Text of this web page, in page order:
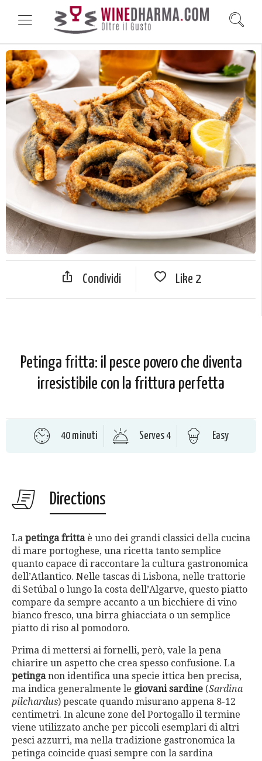
Condividi Like 2
Petinga fritta: il pesce povero che diventa
irresistibile con la frittura perfetta
40 minuti Serves 4 Easy
Directions
La petinga frittaè uno dei grandi classici della cucina
di mare portoghese, una ricetta tanto semplice
quanto capace di raccontare la cultura gastronomica
dell’Atlantico. Nelle tascas di Lisbona, nelle trattorie
di Setúbal o lungo la costa dell’Algarve, questo piatto
compare da sempre accanto a un bicchiere di vino
bianco fresco, una birra ghiacciata o un semplice
piatto di riso al pomodoro.
Prima di mettersi ai fornelli, però, vale la pena
chiarire un aspetto che crea spesso confusione. La
petinganon identifica una specie ittica ben precisa,
ma indica generalmente le giovani sardine (Sardina
pilchardus) pescate quando misurano appena 8-12
centimetri. In alcune zone del Portogallo il termine
viene utilizzato anche per piccoli esemplari di altri
pesci azzurri, ma nella tradizione gastronomica la
petinga coincide quasi sempre con la sardina